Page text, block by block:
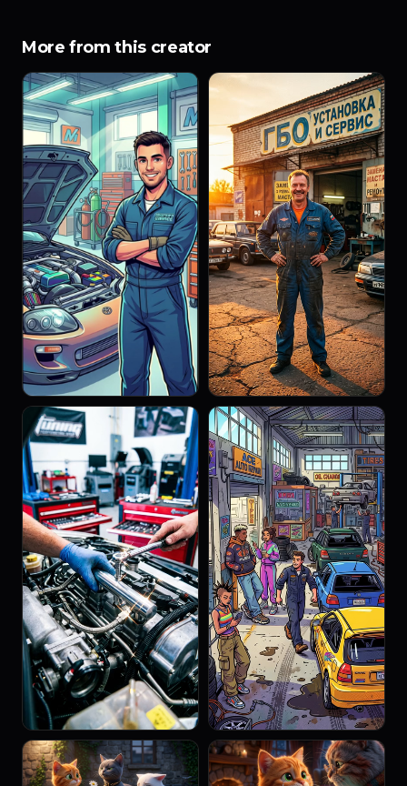
More from this creator